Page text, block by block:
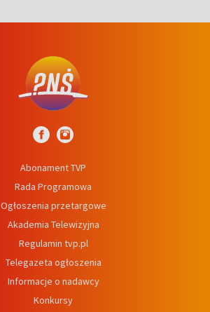
Abonament TVP
Rada Programowa
Ogłoszenia przetargowe
Akademia Telewizyjna
Regulamin tvp.pl
Telegazeta ogłoszenia
Informacje o nadawcy
Konkursy